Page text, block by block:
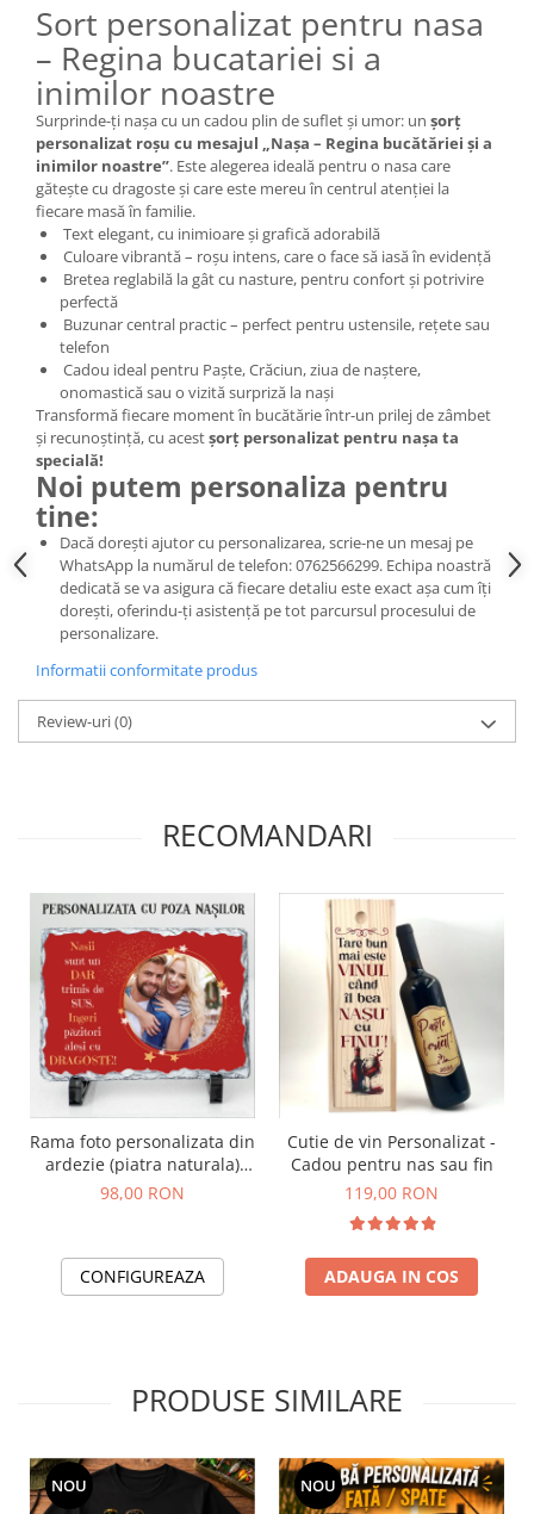
Sort personalizat pentru nasa
– Regina bucatariei si a
inimilor noastre
Surprinde-ți nașa cu un cadou plin de suflet și umor: un șorț
personalizat roșu cu mesajul „Nașa – Regina bucătăriei și a
inimilor noastre”. Este alegerea ideală pentru o nasa care
gătește cu dragoste și care este mereu în centrul atenției la
fiecare masă în familie.
Text elegant, cu inimioare și grafică adorabilă
Culoare vibrantă – roșu intens, care o face să iasă în evidență
Bretea reglabilă la gât cu nasture, pentru confort și potrivire
perfectă
Buzunar central practic – perfect pentru ustensile, rețete sau
telefon
Cadou ideal pentru Paște, Crăciun, ziua de naștere,
onomastică sau o vizită surpriză la nași
Transformă fiecare moment în bucătărie într-un prilej de zâmbet
și recunoștință, cu acestșorț personalizat pentru nașa ta
specială!
Noi putem personaliza pentru
tine:
Dacă dorești ajutor cu personalizarea, scrie-ne un mesaj pe
WhatsApp la numărul de telefon: 0762566299. Echipa noastră
dedicată se va asigura că fiecare detaliu este exact așa cum îți
dorești, oferindu-ți asistență pe tot parcursul procesului de
personalizare.
Informatii conformitate produs
Review-uri(0)
RECOMANDARI
Rama foto personalizata din
ardezie (piatra naturala)
pentru Nasi 20x15 cm
98,00 RON
CONFIGUREAZA
Cutie de vin Personalizat -
Cadou pentru nas sau fin
119,00 RON
ADAUGA IN COS
PRODUSE SIMILARE
NOU NOU